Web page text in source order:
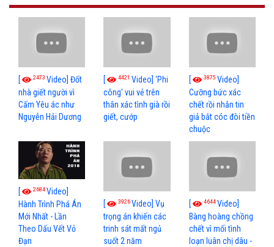
[ 2473 Video] Đốt
nhà giết người vì
Cấm Yêu ác như
Nguyễn Hải Dương
[ 4421Video] 'Phi
công' vui vẻ trên
thân xác tình già rồi
giết, cướp
[ 3875 Video]
Cưỡng bức xác
chết rồi nhắn tin
giả bắt cóc đòi tiền
chuộc
[ 2684Video]
Hành Trình Phá Án
Mới Nhất - Lần
Theo Dấu Vết Vỏ
Đạn
[ 3926Video] Vụ
trọng án khiến các
trinh sát mất ngủ
suốt 2 năm
[ 4644Video]
Bàng hoàng chồng
chết vì mối tình
loạn luân chị dâu -